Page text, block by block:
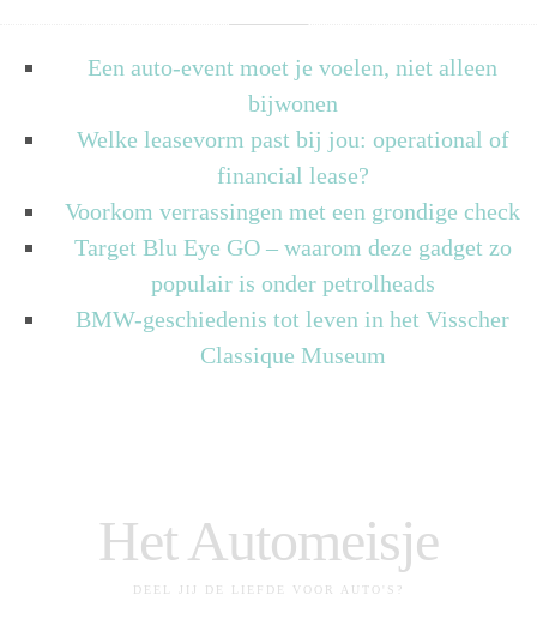
Een auto-event moet je voelen, niet alleen
bijwonen
Welke leasevorm past bij jou: operational of
financial lease?
Voorkom verrassingen met een grondige check
Target Blu Eye GO – waarom deze gadget zo
populair is onder petrolheads
BMW-geschiedenis tot leven in het Visscher
Classique Museum
Het Automeisje
DEEL JIJ DE LIEFDE VOOR AUTO'S?